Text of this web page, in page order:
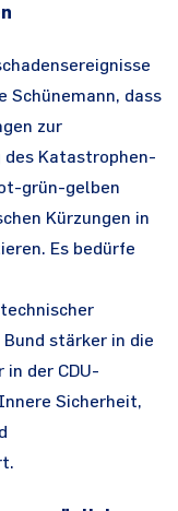
Schünemann, dass
zur
des Katastrophen-
grün-gelben
Kürzungen in
Es bedürfe
stärker in die
in der CDU-
Sicherheit,